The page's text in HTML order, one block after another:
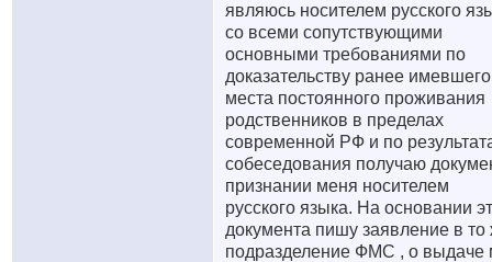
являюсь носителем русского
со всеми сопутствующими
основными требованиями по
доказательству ранее имевшего
места постоянного проживания
родственников в пределах
современной РФ и по
собеседования получаю
признании меня носителем
русского языка. На основании
документа пишу заявление в то
подразделение ФМС , о выдаче